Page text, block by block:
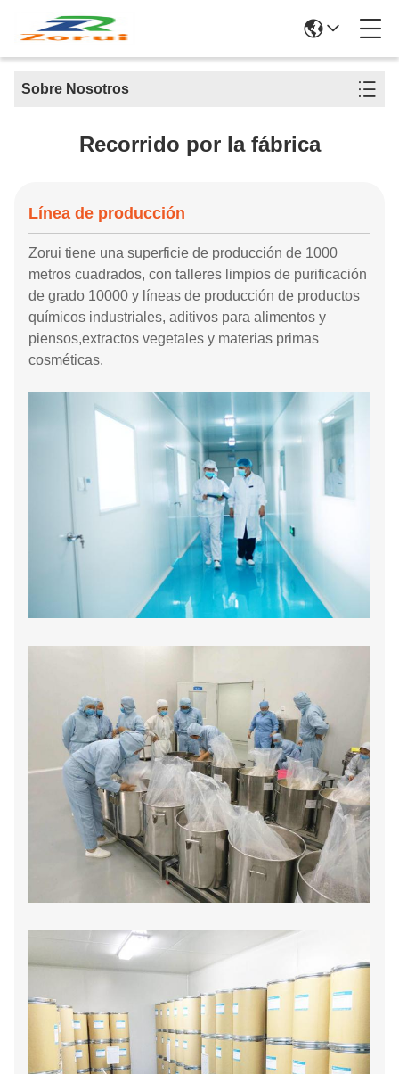
Sobre Nosotros
Recorrido por la fábrica
Línea de producción
Zorui tiene una superficie de producción de 1000
metros cuadrados, con talleres limpios de purificación
de grado 10000 y líneas de producción de productos
químicos industriales, aditivos para alimentos y
piensos,extractos vegetales y materias primas
cosméticas.